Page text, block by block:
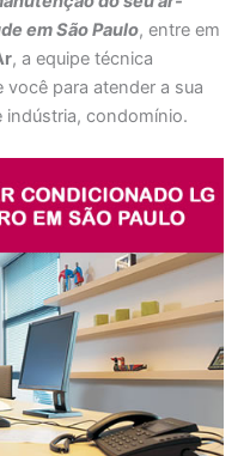
em São Paulo, entre em
, a equipe técnica
você para atender a sua
indústria, condomínio.